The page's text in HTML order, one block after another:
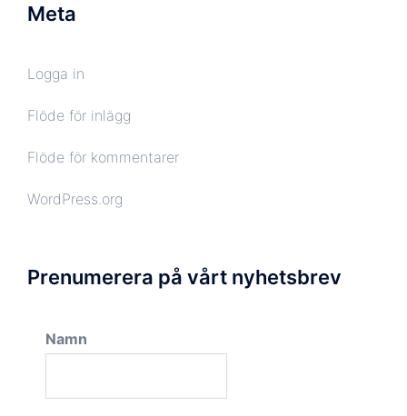
Meta
Logga in
Flöde för inlägg
Flöde för kommentarer
WordPress.org
Prenumerera på vårt nyhetsbrev
Namn